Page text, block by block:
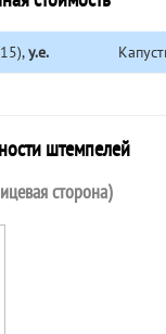
у.е.
штемпелей
сторона)